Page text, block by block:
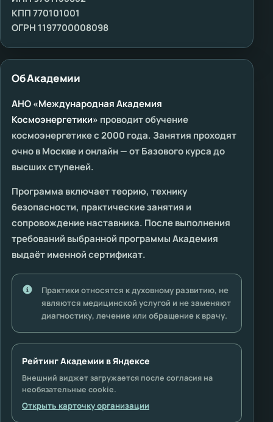
КПП 770101001
ОГРН 1197700008098
Об Академии
АНО «Международная Академия
Космоэнергетики» проводит обучение
космоэнергетике с 2000 года. Занятия проходят
очно в Москве и онлайн — от Базового курса до
высших ступеней.
Программа включает теорию, технику
безопасности, практические занятия и
сопровождение наставника. После выполнения
требований выбранной программы Академия
выдаёт именной сертификат.
Практики относятся к духовному развитию, не
являются медицинской услугой и не заменяют
диагностику, лечение или обращение к врачу.
Рейтинг Академии в Яндексе
Внешний виджет загружается после согласия на
необязательные cookie.
Открыть карточку организации